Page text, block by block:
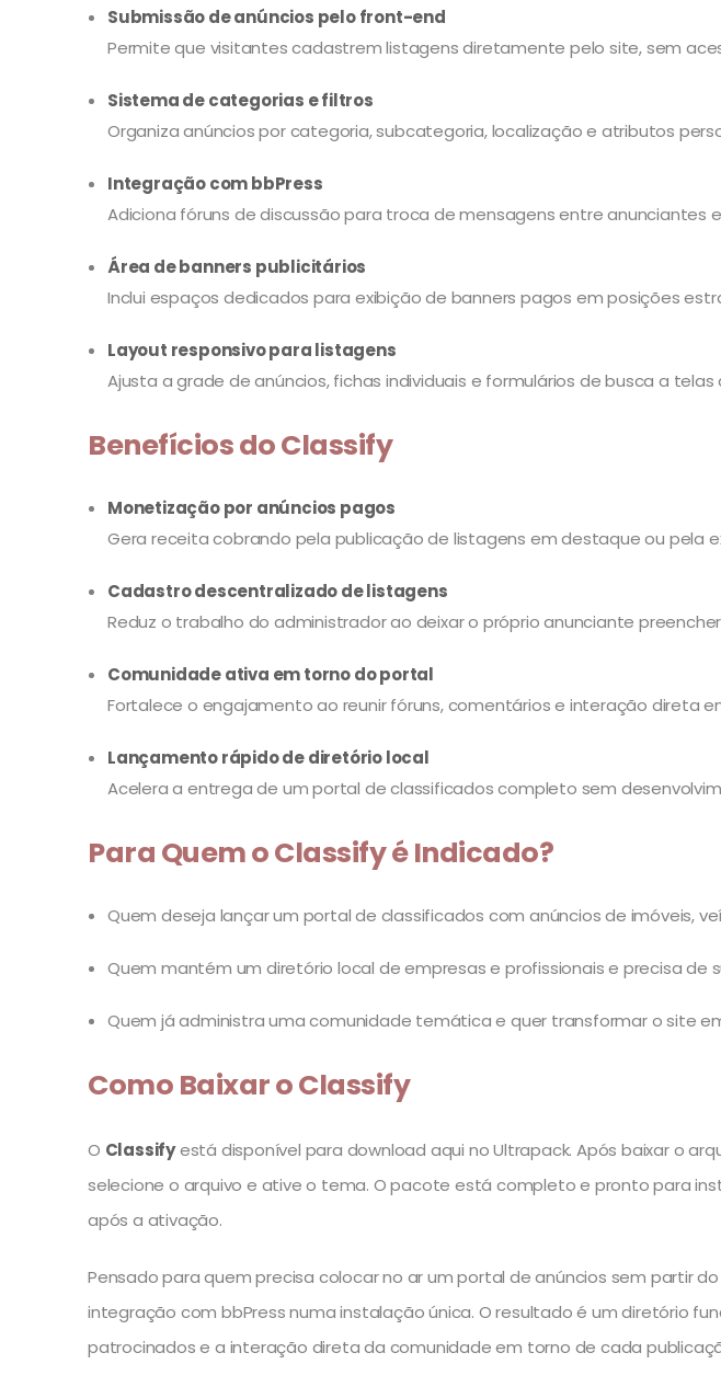
Submissão de anúncios pelo front-end
Permite que visitantes cadastrem listagens diretamente pelo site, sem
Sistema de categorias e filtros
Organiza anúncios por categoria, subcategoria, localização e atributos
Integração com bbPress
Adiciona fóruns de discussão para troca de mensagens entre anunciantes
Área de banners publicitários
Inclui espaços dedicados para exibição de banners pagos em posições
Layout responsivo para listagens
Ajusta a grade de anúncios, fichas individuais e formulários de busca a
Benefícios do Classify
Monetização por anúncios pagos
Gera receita cobrando pela publicação de listagens em destaque ou pela
Cadastro descentralizado de listagens
Reduz o trabalho do administrador ao deixar o próprio anunciante
Comunidade ativa em torno do portal
Fortalece o engajamento ao reunir fóruns, comentários e interação direta
Lançamento rápido de diretório local
Acelera a entrega de um portal de classificados completo sem
Para Quem o Classify é Indicado?
Quem deseja lançar um portal de classificados com anúncios de imóveis,
Quem mantém um diretório local de empresas e profissionais e precisa
Quem já administra uma comunidade temática e quer transformar o site
Como Baixar o Classify
O Classifyestá disponível para download aqui no Ultrapack. Após baixar o
selecione o arquivo e ative o tema. O pacote está completo e pronto para
após a ativação.
Pensado para quem precisa colocar no ar um portal de anúncios sem partir
integração com bbPress numa instalação única. O resultado é um diretório
patrocinados e a interação direta da comunidade em torno de cada